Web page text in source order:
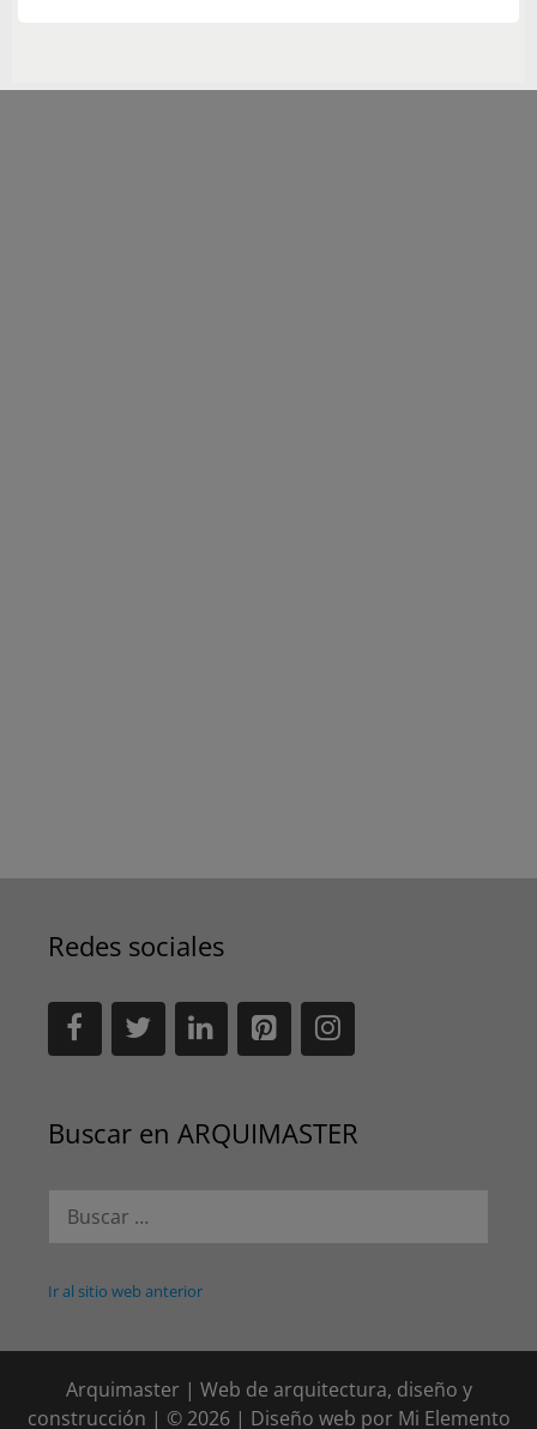
Redes sociales
Buscar en ARQUIMASTER
Ir al sitio web anterior
Arquimaster | Web de arquitectura, diseño y
construcción | © 2026 | Diseño web por Mi Elemento